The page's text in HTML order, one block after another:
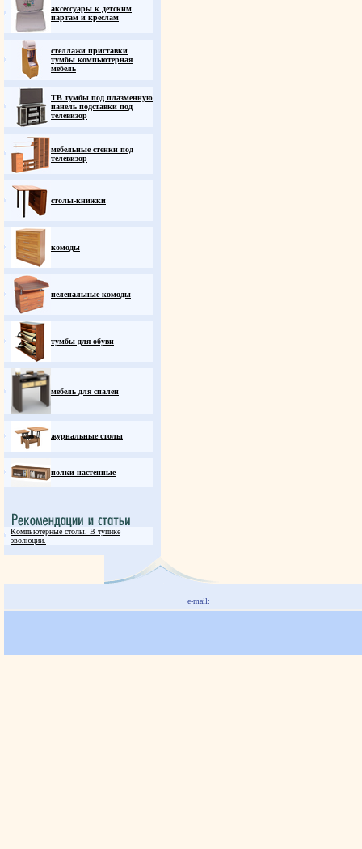
аксессуары к детским
партам и креслам
стеллажи приставки
тумбы компьютерная
мебель
ТВ тумбы под плазменную
панель подставки под
телевизор
мебельные стенки под
телевизор
столы-книжки
комоды
пеленальные комоды
тумбы для обуви
мебель для спален
журнальные столы
полки настенные
Компьютерные столы. В тупике
эволюции.
e-mail: